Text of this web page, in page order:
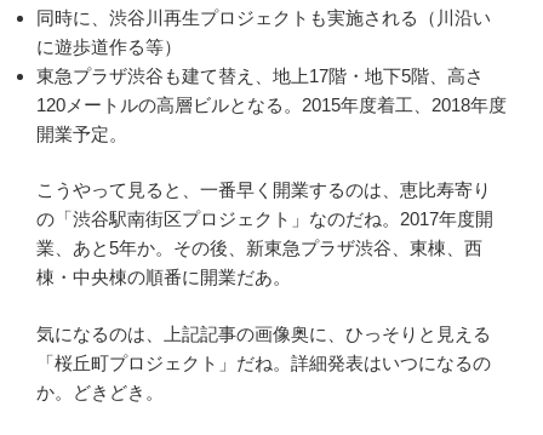
同時に、渋谷川再生プロジェクトも実施される（川沿い
に遊歩道作る等）
東急プラザ渋谷も建て替え、地上17階・地下5階、高さ
120メートルの高層ビルとなる。2015年度着工、2018年度
開業予定。
こうやって見ると、一番早く開業するのは、恵比寿寄り
の「渋谷駅南街区プロジェクト」なのだね。2017年度開
業、あと5年か。その後、新東急プラザ渋谷、東棟、西
棟・中央棟の順番に開業だあ。
気になるのは、上記記事の画像奥に、ひっそりと見える
「桜丘町プロジェクト」だね。詳細発表はいつになるの
か。どきどき。